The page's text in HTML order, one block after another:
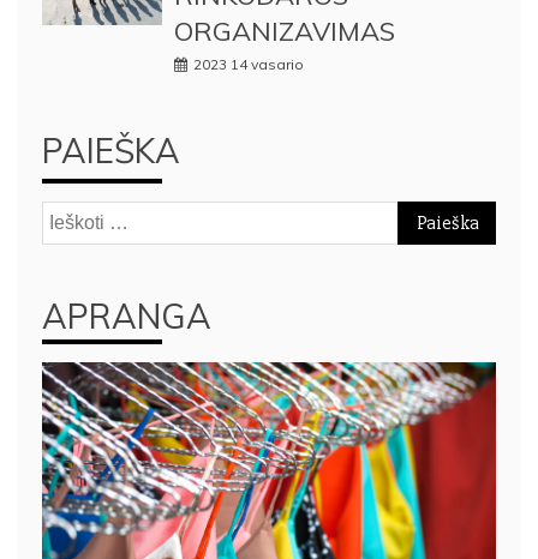
ORGANIZAVIMAS
2023 14 vasario
PAIEŠKA
Ieškoti:
APRANGA